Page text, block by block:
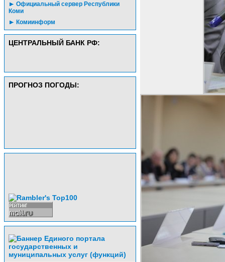
Официальный сервер Республики
Коми
Комиинформ
ЦЕНТРАЛЬНЫЙ БАНК РФ:
ПРОГНОЗ ПОГОДЫ: